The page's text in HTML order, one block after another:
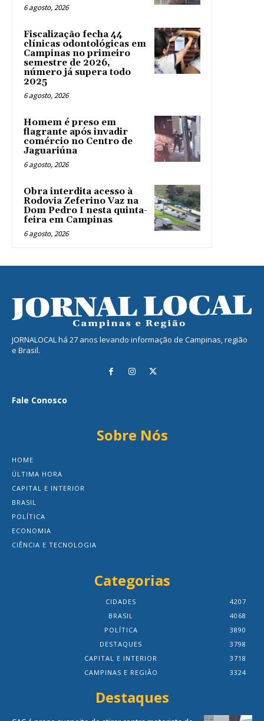
6 agosto, 2026
Fiscalização fecha 44
clínicas odontológicas em
Campinas no primeiro
semestre de 2026,
número já supera todo
2025
6 agosto, 2026
Homem é preso em
flagrante após invadir
comércio no Centro de
Jaguariúna
6 agosto, 2026
Obra interdita acesso à
Rodovia Zeferino Vaz na
Dom Pedro I nesta quinta-
feira em Campinas
6 agosto, 2026
JORNALOCAL há 27 anos levando informação de Campinas, região
e Brasil.
Fale Conosco
Sobre Nós
HOME
ÚLTIMA HORA
CAPITAL E INTERIOR
BRASIL
POLÍTICA
ECONOMIA
CIÊNCIA E TECNOLOGIA
Categorias
CIDADES
4207
BRASIL
4068
POLÍTICA
3890
DESTAQUES
3798
CAPITAL E INTERIOR
3718
CAMPINAS E REGIÃO
3324
Destaques